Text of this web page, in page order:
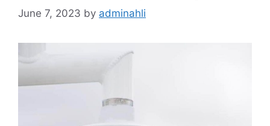
June 7, 2023 by adminahli